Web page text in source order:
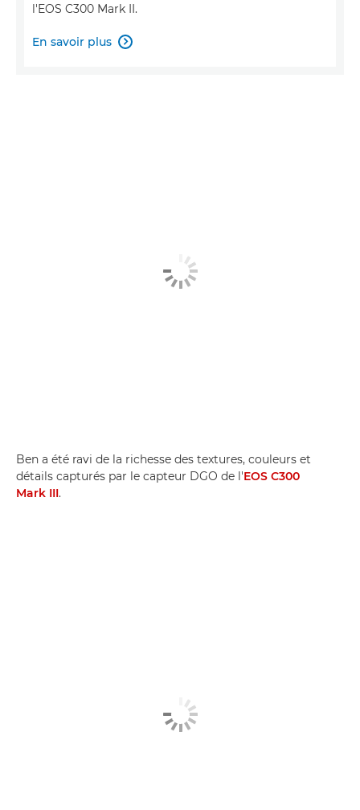
l'EOS C300 Mark II.
En savoir plus 
Ben a été ravi de la richesse des textures, couleurs et
détails capturés par le capteur DGO de l'EOS C300
Mark III.